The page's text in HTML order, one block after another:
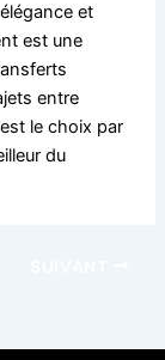
et
est une
entre
le choix par
du